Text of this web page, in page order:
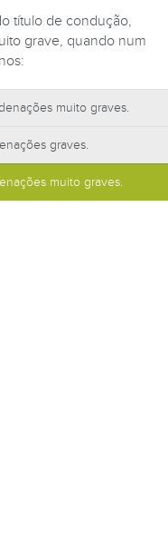
título de condução,
grave, quando num
muito graves.
graves.
muito graves.